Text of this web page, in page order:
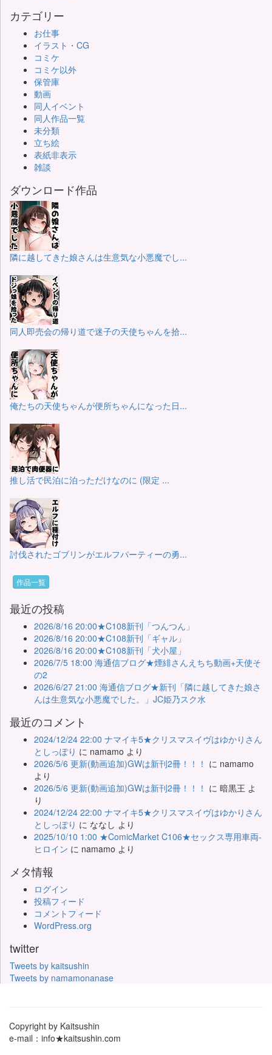
カテゴリー
お仕事
イラスト・CG
コミケ
コミケ以外
保管庫
動画
同人イベント
同人作品一覧
未分類
立ち絵
表紙非表示
雑談
ダウンロード作品
隣に越してきた娘さんは生意気な小悪魔でし...
同人即売会の帰り道で迷子の天使ちゃんを拾...
俺たちの天使ちゃんが便所ちゃんになった日...
推し活で民泊に泊っただけなのに (限定 ...
討伐されたゴブリンがエルフパーティーの勇...
作品一覧
最近の投稿
2026/8/16 20:00★C108新刊「つんつん」
2026/8/16 20:00★C108新刊「ギャル」
2026/8/16 20:00★C108新刊「犬小屋」
2026/7/5 18:00 海通信ブログ★煙緋さんえちち動画+天使そ
の2
2026/6/27 21:00 海通信ブログ★新刊「隣に越してきた娘さ
んは生意気な小悪魔でした。」JC姫乃スク水
最近のコメント
2024/12/24 22:00 ナマイキ5★クリスマスイヴはゆかりさん
としっぽり に namamo より
2026/5/6 更新(動画追加)GWは新刊2冊！！！ に namamo
より
2026/5/6 更新(動画追加)GWは新刊2冊！！！ に 暗黒王 よ
り
2024/12/24 22:00 ナマイキ5★クリスマスイヴはゆかりさん
としっぽり に ななし より
2025/10/10 1:00 ★ComicMarket C106★セックス専用車両-
ヒロイン に namamo より
メタ情報
ログイン
投稿フィード
コメントフィード
WordPress.org
twitter
Tweets by kaitsushin
Tweets by namamonanase
Copyright by Kaitsushin
e-mail：info★kaitsushin.com